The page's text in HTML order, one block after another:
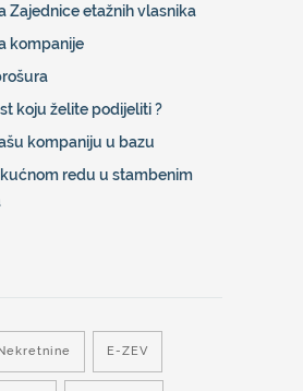
Zajednice etažnih vlasnika
kompanije
koju želite podijeliti ?
kompaniju u bazu
redu u stambenim
E-ZEV